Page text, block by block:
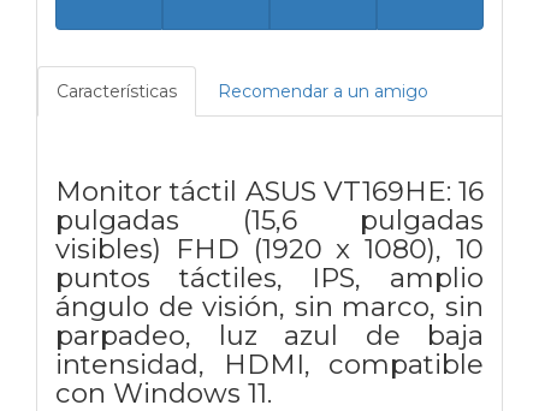
Características Recomendar a un amigo
Monitor táctil ASUS VT169HE: 16
pulgadas (15,6 pulgadas
visibles) FHD (1920 x 1080), 10
puntos táctiles, IPS, amplio
ángulo de visión, sin marco, sin
parpadeo, luz azul de baja
intensidad, HDMI, compatible
con Windows 11.